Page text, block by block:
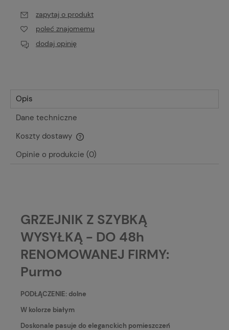
zapytaj o produkt
poleć znajomemu
dodaj opinię
Opis
Dane techniczne
Koszty dostawy
Cena nie zawiera ewentualnych kosztów płatności
Opinie o produkcie (0)
GRZEJNIK Z SZYBKĄ
WYSYŁKĄ - DO 48h
RENOMOWANEJ FIRMY:
Purmo
PODŁĄCZENIE: dolne
W kolorze białym
Doskonale pasuje do eleganckich pomieszczeń